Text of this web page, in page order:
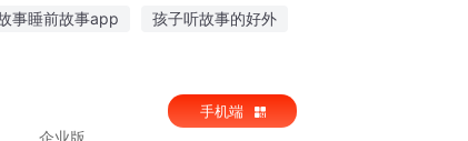
事睡前故事app 孩子听故事的好外
企业版
手机端